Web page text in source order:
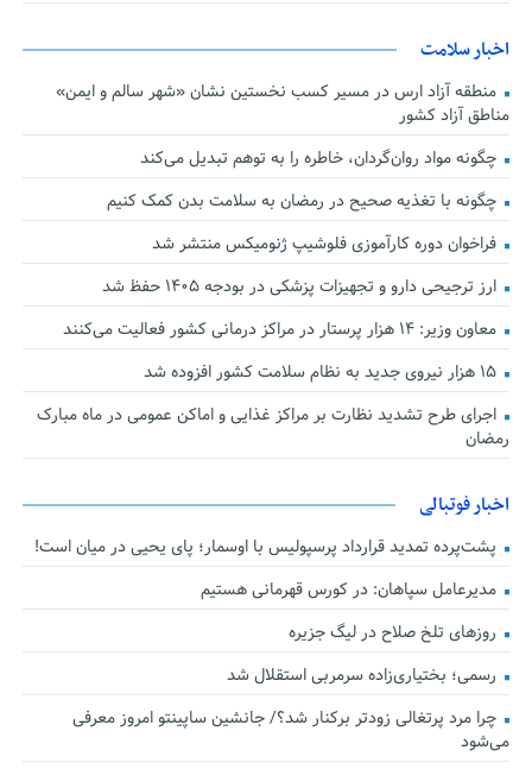
اخبار سلامت
منطقه آزاد ارس در مسیر کسب نخستین نشان «شهر سالم و ایمن»
مناطق آزاد کشور
چگونه مواد روان‌گردان، خاطره را به توهم تبدیل می‌کند
چگونه با تغذیه صحیح در رمضان به سلامت بدن کمک کنیم
فراخوان دوره کارآموزی فلوشیپ ژنومیکس منتشر شد
ارز ترجیحی دارو و تجهیزات پزشکی در بودجه ۱۴۰۵ حفظ شد
معاون وزیر: ۱۴ هزار پرستار در مراکز درمانی کشور فعالیت می‌کنند
۱۵ هزار نیروی جدید به نظام سلامت کشور افزوده شد
اجرای طرح تشدید نظارت بر مراکز غذایی و اماکن عمومی در ماه مبارک
رمضان
اخبار فوتبالی
پشت‌پرده تمدید قرارداد پرسپولیس با اوسمار؛ پای یحیی در میان است!
مدیرعامل سپاهان: در کورس قهرمانی هستیم
روزهای تلخ صلاح در لیگ جزیره
رسمی؛ بختیاری‌زاده سرمربی استقلال شد
چرا مرد پرتغالی زودتر برکنار شد؟/ جانشین ساپینتو امروز معرفی
می‌شود